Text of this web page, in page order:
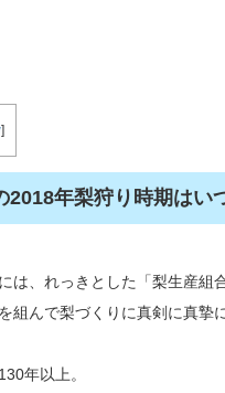
]
2018年梨狩り時期はい
には、れっきとした「梨生産組
組んで梨づくりに真剣に真摯
年以上。